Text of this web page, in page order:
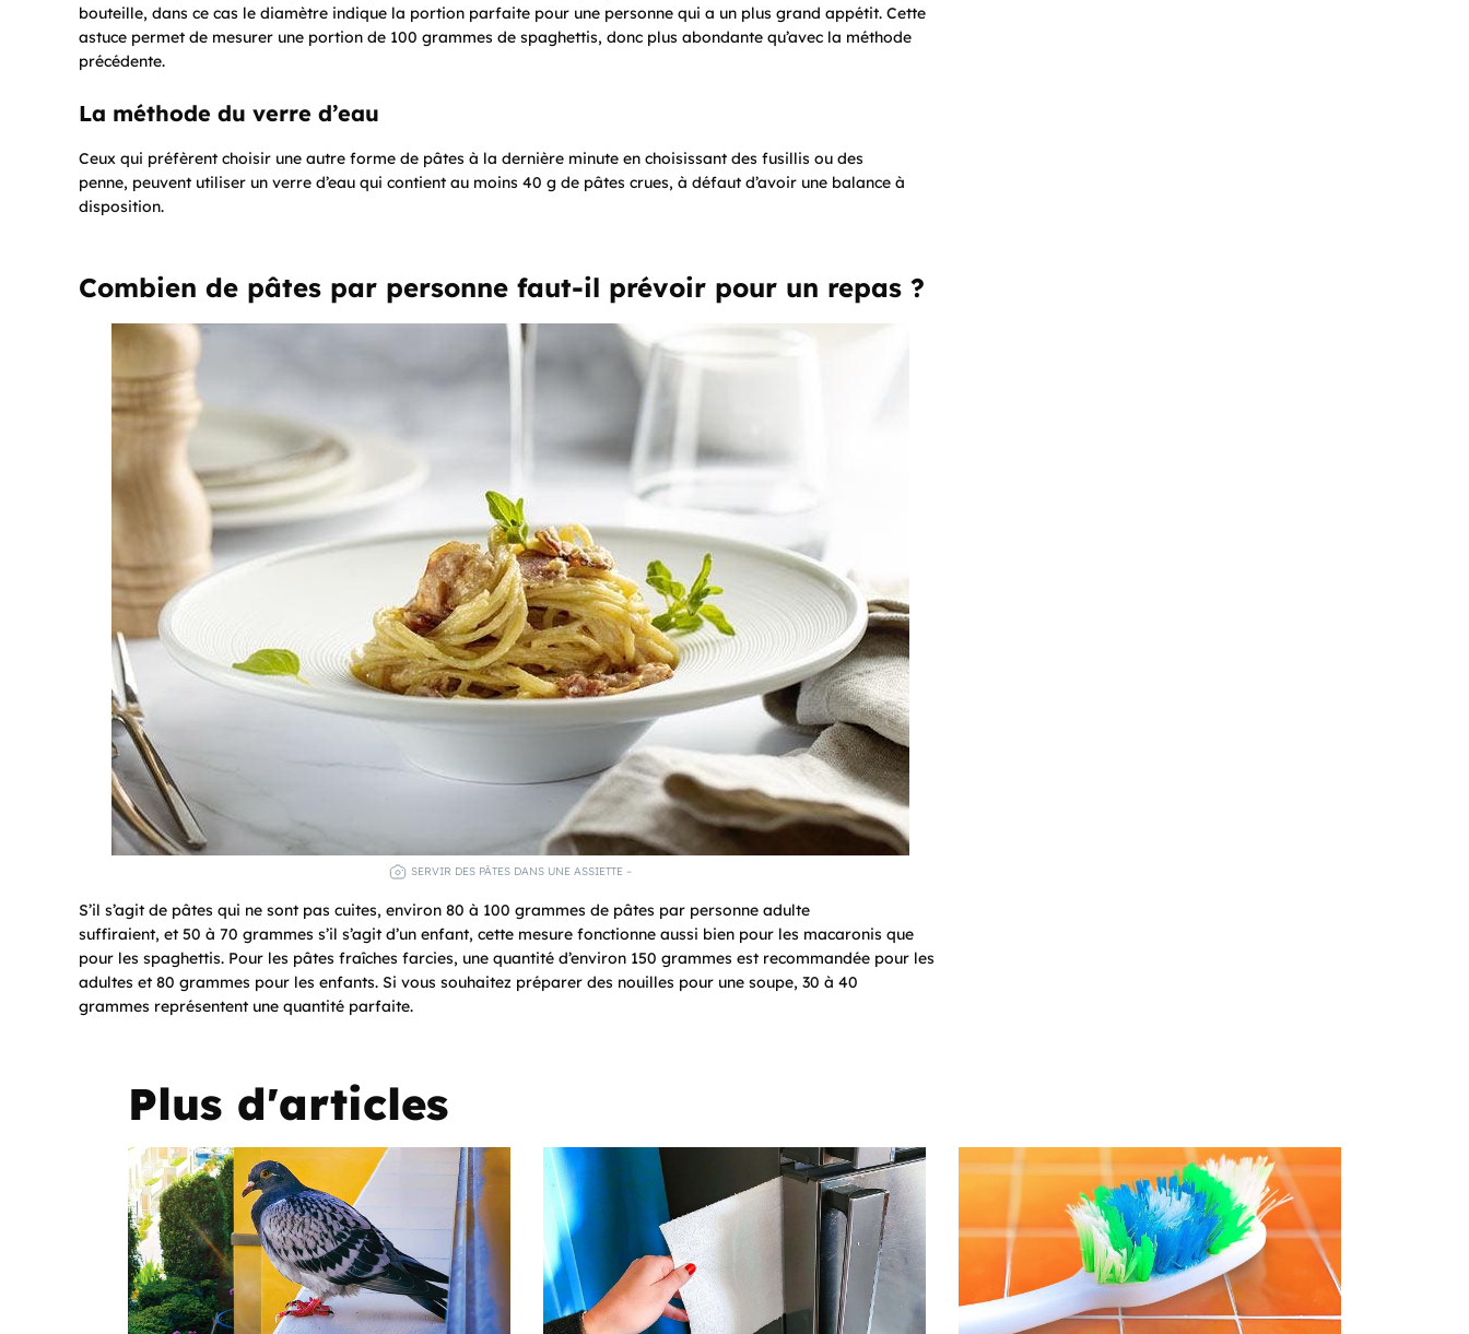
bouteille, dans ce cas le diamètre indique la portion parfaite pour une personne qui a un plus grand appétit. Cette
astuce permet de mesurer une portion de 100 grammes de spaghettis, donc plus abondante qu’avec la méthode
précédente.
La méthode du verre d’eau
Ceux qui préfèrent choisir une autre forme de pâtes à la dernière minute en choisissant des fusillis ou des
penne, peuvent utiliser un verre d’eau qui contient au moins 40 g de pâtes crues, à défaut d’avoir une balance à
disposition.
Combien de pâtes par personne faut-il prévoir pour un repas ?
SERVIR DES PÂTES DANS UNE ASSIETTE –
S’il s’agit de pâtes qui ne sont pas cuites, environ 80 à 100 grammes de pâtes par personne adulte
suffiraient, et 50 à 70 grammes s’il s’agit d’un enfant, cette mesure fonctionne aussi bien pour les macaronis que
pour les spaghettis. Pour les pâtes fraîches farcies, une quantité d’environ 150 grammes est recommandée pour les
adultes et 80 grammes pour les enfants. Si vous souhaitez préparer des nouilles pour une soupe, 30 à 40
grammes représentent une quantité parfaite.
Plus d'articles